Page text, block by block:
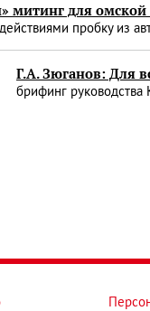
митинг для
пробку из
Г.А. Зюганов: Для
брифинг